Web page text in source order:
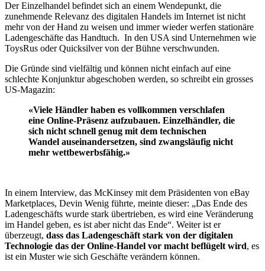
Der Einzelhandel befindet sich an einem Wendepunkt, die
zunehmende Relevanz des digitalen Handels im Internet ist nicht
mehr von der Hand zu weisen und immer wieder werfen stationäre
Ladengeschäfte das Handtuch. In den USA sind Unternehmen wie
ToysRus oder Quicksilver von der Bühne verschwunden.
Die Gründe sind vielfältig und können nicht einfach auf eine
schlechte Konjunktur abgeschoben werden, so schreibt ein grosses
US-Magazin:
«Viele Händler haben es vollkommen verschlafen
eine Online-Präsenz aufzubauen. Einzelhändler, die
sich nicht schnell genug mit dem technischen
Wandel auseinandersetzen, sind zwangsläufig nicht
mehr wettbewerbsfähig.»
In einem Interview, das McKinsey mit dem Präsidenten von eBay
Marketplaces, Devin Wenig führte, meinte dieser: „Das Ende des
Ladengeschäfts wurde stark übertrieben, es wird eine Veränderung
im Handel geben, es ist aber nicht das Ende“. Weiter ist er
überzeugt, dass das Ladengeschäft stark von der digitalen
Technologie das der Online-Handel vor macht beflügelt wird, es
ist ein Muster wie sich Geschäfte verändern können.